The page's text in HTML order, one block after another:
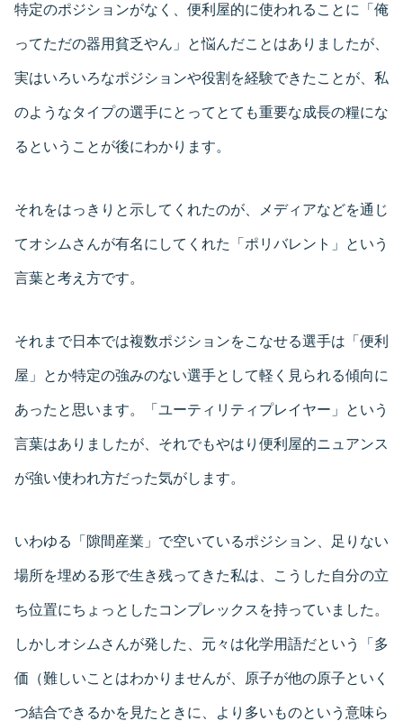
特定のポジションがなく、便利屋的に使われることに「俺
ってただの器用貧乏やん」と悩んだことはありましたが、
実はいろいろなポジションや役割を経験できたことが、私
のようなタイプの選手にとってとても重要な成長の糧にな
るということが後にわかります。
それをはっきりと示してくれたのが、メディアなどを通じ
てオシムさんが有名にしてくれた「ポリバレント」という
言葉と考え方です。
それまで日本では複数ポジションをこなせる選手は「便利
屋」とか特定の強みのない選手として軽く見られる傾向に
あったと思います。「ユーティリティプレイヤー」という
言葉はありましたが、それでもやはり便利屋的ニュアンス
が強い使われ方だった気がします。
いわゆる「隙間産業」で空いているポジション、足りない
場所を埋める形で生き残ってきた私は、こうした自分の立
ち位置にちょっとしたコンプレックスを持っていました。
しかしオシムさんが発した、元々は化学用語だという「多
価（難しいことはわかりませんが、原子が他の原子といく
つ結合できるかを見たときに、より多いものという意味ら